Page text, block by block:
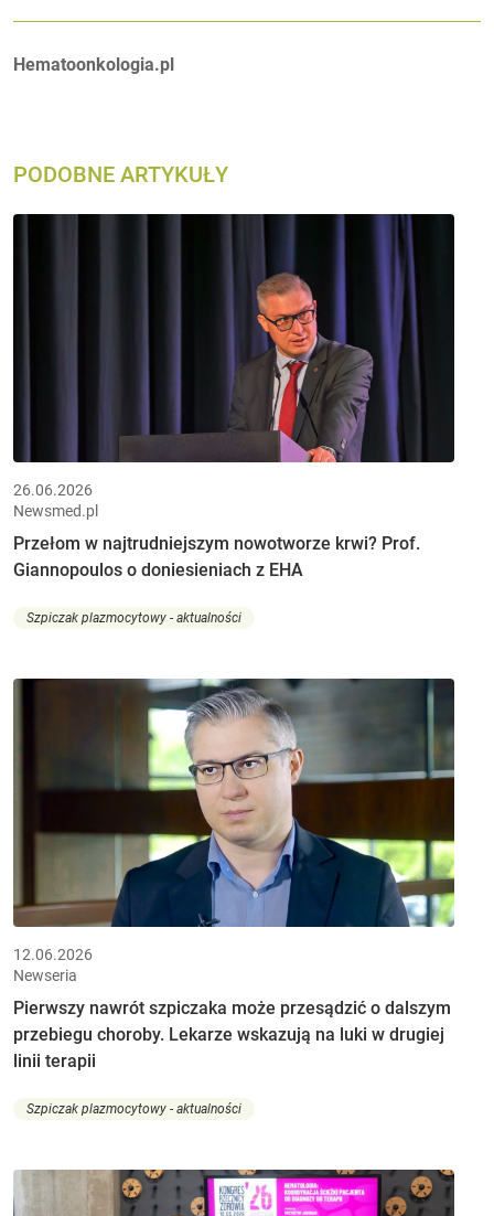
Autorzy:
Hematoonkologia.pl
PODOBNE ARTYKUŁY
26.06.2026
Newsmed.pl
Przełom w najtrudniejszym nowotworze krwi? Prof.
Giannopoulos o doniesieniach z EHA
Szpiczak plazmocytowy - aktualności
12.06.2026
Newseria
Pierwszy nawrót szpiczaka może przesądzić o dalszym
przebiegu choroby. Lekarze wskazują na luki w drugiej
linii terapii
Szpiczak plazmocytowy - aktualności